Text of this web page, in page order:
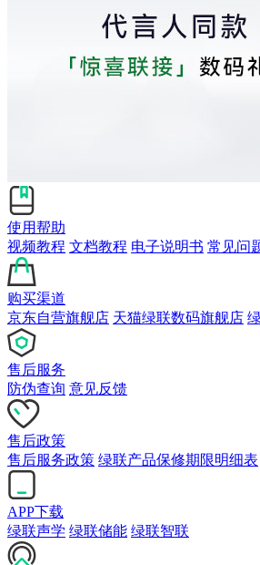
使用帮助
视频教程 文档教程 电子说明书 常见问
购买渠道
京东自营旗舰店 天猫绿联数码旗舰店
售后服务
防伪查询 意见反馈
售后政策
售后服务政策 绿联产品保修期限明细表
APP下载
绿联声学 绿联储能 绿联智联